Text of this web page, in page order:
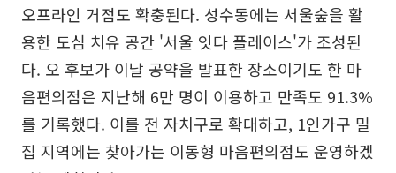
오프라인 거점도 확충된다. 성수동에는 서울숲을 활
용한 도심 치유 공간 '서울 잇다 플레이스'가 조성된
다. 오 후보가 이날 공약을 발표한 장소이기도 한 마
음편의점은 지난해 6만 명이 이용하고 만족도 91.3%
를 기록했다. 이를 전 자치구로 확대하고, 1인가구 밀
집 지역에는 찾아가는 이동형 마음편의점도 운영하겠